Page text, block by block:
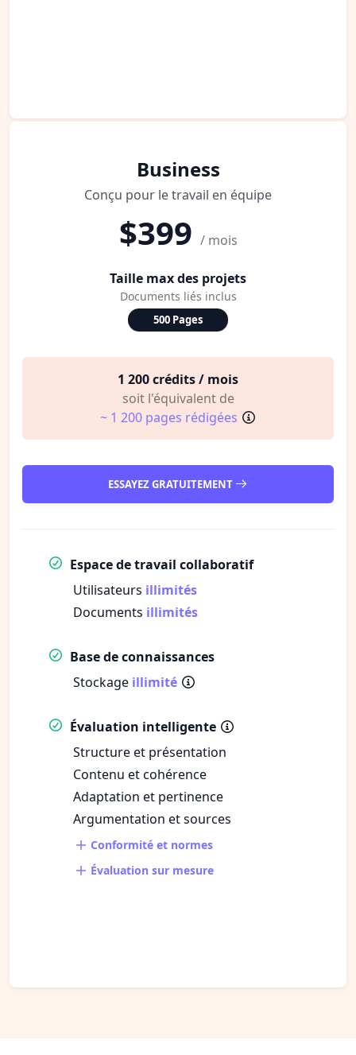
Business
Conçu pour le travail en équipe
$399 / mois
Taille max des projets
Documents liés inclus
500 Pages
1 200 crédits / mois
soit l'équivalent de
~ 1 200 pages rédigées
ESSAYEZ GRATUITEMENT
Espace de travail collaboratif
Utilisateurs illimités
Documents illimités
Base de connaissances
Stockage illimité
Évaluation intelligente
Structure et présentation
Contenu et cohérence
Adaptation et pertinence
Argumentation et sources
Conformité et normes
Évaluation sur mesure